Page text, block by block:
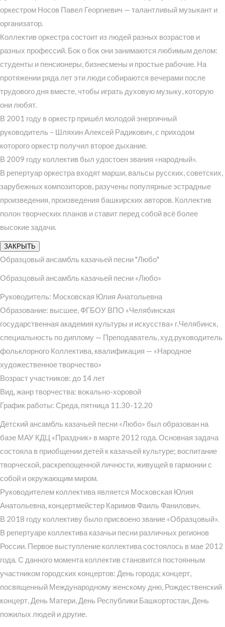
оркестром Носов Павел Георгиевич — талантливый музыкант и
организатор.
Коллектив оркестра состоит из людей разных возрастов и
разных профессий. Бок о бок они занимаются любимым делом:
студенты и пенсионеры, бизнесмены и простые рабочие. На
протяжении ряда лет эти люди собираются вечерами после
трудового дня вместе, чтобы играть духовую музыку, которую
они любят.
В 2001 году в оркестр пришёл молодой энергичный
руководитель – Шляхин Алексей Радикович, с приходом
которого оркестр получил второе дыхание.
В 2009 году коллектив был удостоен звания «народный».
В репертуар оркестра входят марши, вальсы русских, советских,
зарубежных композиторов, разучены популярные эстрадные
произведения, произведения башкирских авторов. Коллектив
полон творческих планов и ставит перед собой всё более
высокие задачи.
ЗАКРЫТЬ
Образцовый ансамбль казачьей песни "Любо"
Образцовый ансамбль казачьей песни «Любо»
Руководитель: Московская Юлия Анатольевна
Образование: высшее, ФГБОУ ВПО «Челябинская
государственная академия культуры и искусства» г.Челябинск,
специальность по диплому — Преподаватель, худ.руководитель
фольклорного Коллектива, квалификация — «Народное
художественное творчество»
Возраст участников: до 14 лет
Вид, жанр творчества: вокально-хоровой
График работы: Среда, пятница 11.30-12.20
Детский ансамбль казачьей песни «Любо» был образован на
базе МАУ КДЦ «Праздник» в марте 2012 года. Основная задача
состояла в приобщении детей к казачьей культуре; воспитание
творческой, раскрепощенной личности, живущей в гармонии с
собой и окружающим миром.
Руководителем коллектива является Московская Юлия
Анатольевна, концертмейстер Каримов Фаиль Фанилович.
В 2018 году коллективу было присвоено звание «Образцовый».
В репертуаре коллектива казачьи песни различных регионов
России. Первое выступление коллектива состоялось в мае 2012
года. С данного момента коллектив становится постоянным
участником городских концертов: День города; концерт,
посвященный Международному женскому дню, Рождественский
концерт, День Матери, День Республики Башкортостан, День
пожилых людей и другие.